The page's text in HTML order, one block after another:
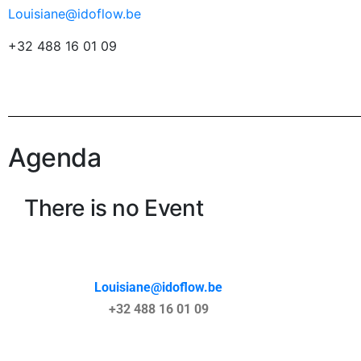
Louisiane@idoflow.be
+32 488 16 01 09
Agenda
There is no Event
Louisiane@idoflow.be
+32 488 16 01 09